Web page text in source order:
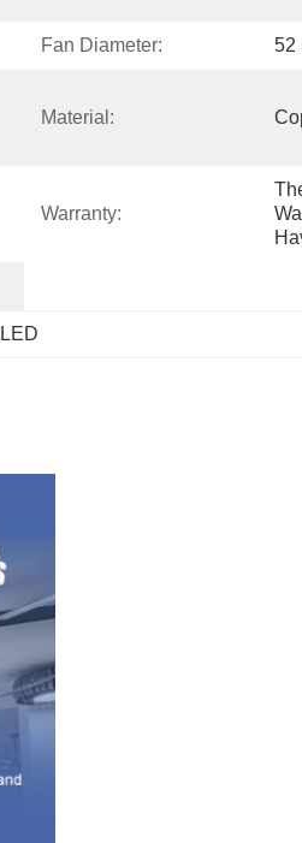
Fan Diameter: 52
Material:
Warranty: